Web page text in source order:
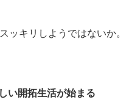
キリしようではないか。
い開拓生活が始まる